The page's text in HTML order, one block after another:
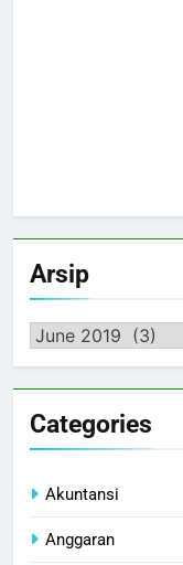
Arsip
Arsip
Categories
Akuntansi
Anggaran